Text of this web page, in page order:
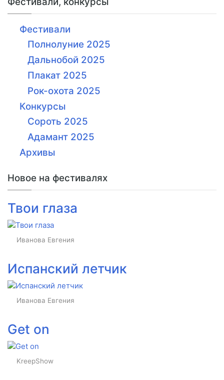
Фестивали
Полнолуние 2025
Дальнобой 2025
Плакат 2025
Рок-охота 2025
Конкурсы
Сороть 2025
Адамант 2025
Архивы
Новое на фестивалях
Твои глаза
Иванова Евгения
Испанский летчик
Иванова Евгения
Get on
KreepShow